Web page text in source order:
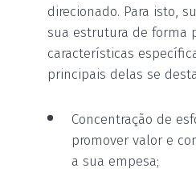
direcionado. Para isto,
sua estrutura de forma
características
principais delas se
Concentração de
promover valor e
a sua empesa;